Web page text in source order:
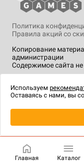
Копирование
администрации
Содержимое сайта
Политика
Правила акций со
технологии.
Главная Каталог
Используем
Оставаясь с нами, вы